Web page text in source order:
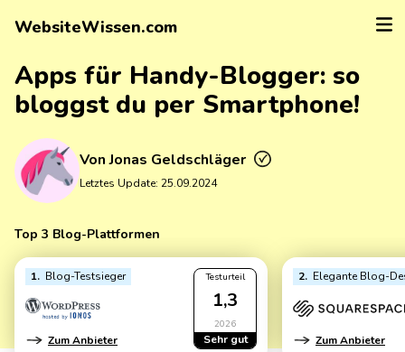
WebsiteWissen.com
Apps für Handy-Blogger: so
bloggst du per Smartphone!
VonJonas Geldschläger
Letztes Update: 25.09.2024
Top 3 Blog-Plattformen
1 Blog-Testsieger
Zum Anbieter
Testurteil
1,3
2026
Sehr gut
2 Elegante Blog-
Zum Anbieter